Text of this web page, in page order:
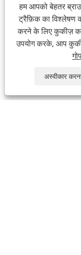
हम आपको बेहतर
ट्रैफ़िक का विश्लेषण
करने के लिए कुकीज़
उपयोग करके, आप
अस्वीकार